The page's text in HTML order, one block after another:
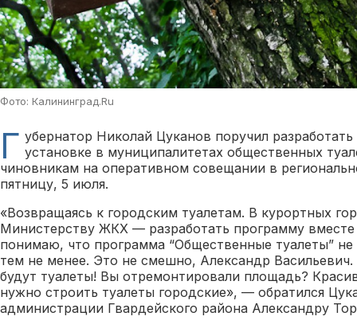
Фото: Калининград.Ru
Г убернатор Николай Цуканов поручил
установке в муниципалитетах общественных
чиновникам на оперативном совещании в
пятницу, 5 июля.
«Возвращаясь к городским туалетам. В курортных
Министерству ЖКХ — разработать программу
понимаю, что программа “Общественные туалеты”
тем не менее. Это не смешно, Александр
будут туалеты! Вы отремонтировали площадь?
нужно строить туалеты городские», — обратился
администрации Гвардейского района Александру